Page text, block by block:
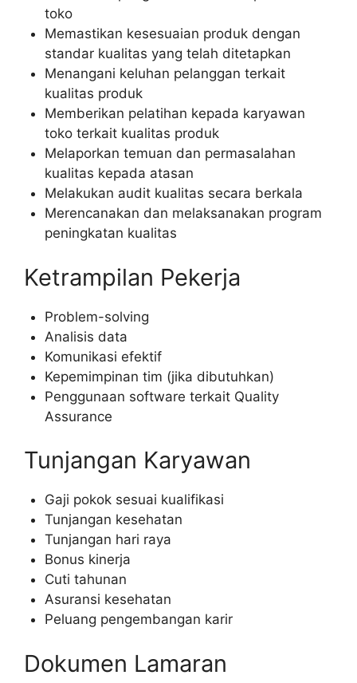
toko
Memastikan kesesuaian produk dengan
standar kualitas yang telah ditetapkan
Menangani keluhan pelanggan terkait
kualitas produk
Memberikan pelatihan kepada karyawan
toko terkait kualitas produk
Melaporkan temuan dan permasalahan
kualitas kepada atasan
Melakukan audit kualitas secara berkala
Merencanakan dan melaksanakan program
peningkatan kualitas
Ketrampilan Pekerja
Problem-solving
Analisis data
Komunikasi efektif
Kepemimpinan tim (jika dibutuhkan)
Penggunaan software terkait Quality
Assurance
Tunjangan Karyawan
Gaji pokok sesuai kualifikasi
Tunjangan kesehatan
Tunjangan hari raya
Bonus kinerja
Cuti tahunan
Asuransi kesehatan
Peluang pengembangan karir
Dokumen Lamaran